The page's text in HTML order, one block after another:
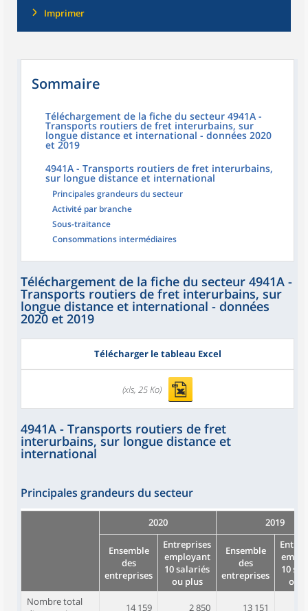
Imprimer
Sommaire
Téléchargement de la fiche du secteur 4941A -
Transports routiers de fret interurbains, sur
longue distance et international - données 2020
et 2019
4941A - Transports routiers de fret interurbains,
sur longue distance et international
Principales grandeurs du secteur
Activité par branche
Sous-traitance
Consommations intermédiaires
Téléchargement de la fiche du secteur 4941A -
Transports routiers de fret interurbains, sur
longue distance et international - données
2020 et 2019
Télécharger le tableau Excel
(xls, 25 Ko)
4941A - Transports routiers de fret
interurbains, sur longue distance et
international
Principales grandeurs du secteur
2020 2019
Ensemble
des
entreprises
Entreprises
employant
10 salariés
ou plus
Ensemble
des
entreprises
10
ou
Nombre total
14 159 2 850 13 151